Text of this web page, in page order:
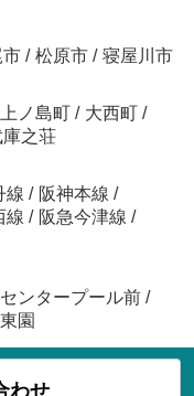
市 / 松原市 / 寝屋川市
上ノ島町 / 大西町 /
之荘
線 / 阪神本線 /
線 / 阪急今津線 /
ンタープール前 /
園
わせ